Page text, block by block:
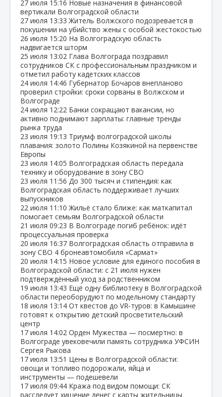
27 июля 15:16 Новые назначения в финансовой
вертикали Волгоградской области
27 июля 13:33 Житель Волжского подозревается в
покушении на убийство жены с особой жестокостью
26 июля 15:20 На Волгоградскую область
надвигается шторм
25 июля 13:02 Глава Волгограда поздравил
сотрудников СК с профессиональным праздником и
отметил работу кадетских классов
24 июля 14:46 Губернатор Бочаров внепланово
проверил стройки: сроки сорваны в Волжском и
Волгограде
24 июля 12:22 Банки сокращают вакансии, но
активно поднимают зарплаты: главные тренды
рынка труда
23 июля 19:13 Триумф волгоградской школы
плавания: золото Полины Козякиной на первенстве
Европы
23 июля 14:05 Волгоградская область передала
технику и оборудование в зону СВО
23 июля 11:56 До 300 тысяч и стипендия: как
Волгоградская область поддерживает лучших
выпускников
22 июля 11:10 Жильё стало ближе: как маткапитал
помогает семьям Волгоградской области
21 июля 09:23 В Волгограде погиб ребёнок: идёт
процессуальная проверка
20 июля 16:37 Волгоградская область отправила в
зону СВО 4 бронеавтомобиля «Сармат»
20 июля 14:15 Новое условие для единого пособия в
Волгоградской области: с 21 июля нужен
подтверждённый уход за родственником
19 июля 13:43 Ещё одну библиотеку в Волгоградской
области переоборудуют по модельному стандарту
18 июля 13:14 От квестов до VR‑туров: в Камышине
готовят к открытию детский просветительский
центр
17 июля 14:02 Орден Мужества — посмертно: в
Волгограде увековечили память сотрудника УФСИН
Сергея Рыкова
17 июля 13:51 Цены в Волгоградской области:
овощи и топливо подорожали, яйца и
инструменты — подешевели
17 июля 09:44 Кража под видом помощи: СК
расследует хищение денег с карты жительницы